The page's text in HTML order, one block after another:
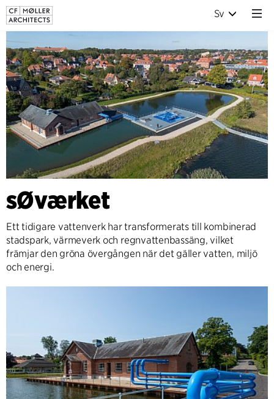
Sv
sØværket
Ett tidigare vattenverk har transformerats till kombinerad
stadspark, värmeverk och regnvattenbassäng, vilket
främjar den gröna övergången när det gäller vatten, miljö
och energi.